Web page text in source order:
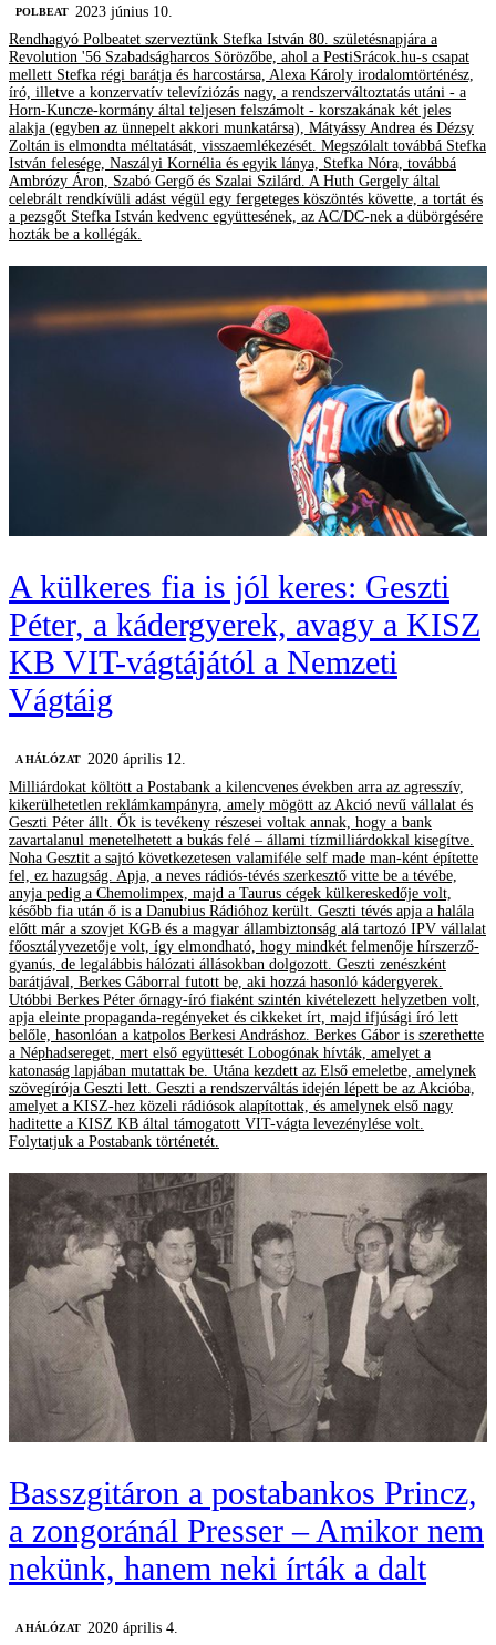
‎POLBEAT 2023 június 10.
Rendhagyó Polbeatet szerveztünk Stefka István 80. születésnapjára a
Revolution '56 Szabadságharcos Sörözőbe, ahol a PestiSrácok.hu-s csapat
mellett Stefka régi barátja és harcostársa, Alexa Károly irodalomtörténész,
író, illetve a konzervatív televíziózás nagy, a rendszerváltoztatás utáni - a
Horn-Kuncze-kormány által teljesen felszámolt - korszakának két jeles
alakja (egyben az ünnepelt akkori munkatársa), Mátyássy Andrea és Dézsy
Zoltán is elmondta méltatását, visszaemlékezését. Megszólalt továbbá Stefka
István felesége, Naszályi Kornélia és egyik lánya, Stefka Nóra, továbbá
Ambrózy Áron, Szabó Gergő és Szalai Szilárd. A Huth Gergely által
celebrált rendkívüli adást végül egy fergeteges köszöntés követte, a tortát és
a pezsgőt Stefka István kedvenc együttesének, az AC/DC-nek a dübörgésére
hozták be a kollégák.
A külkeres fia is jól keres: Geszti
Péter, a kádergyerek, avagy a KISZ
KB VIT-vágtájától a Nemzeti
Vágtáig
A HÁLÓZAT
2020 április 12.
Milliárdokat költött a Postabank a kilencvenes években arra az agresszív,
kikerülhetetlen reklámkampányra, amely mögött az Akció nevű vállalat és
Geszti Péter állt. Ők is tevékeny részesei voltak annak, hogy a bank
zavartalanul menetelhetett a bukás felé – állami tízmilliárdokkal kisegítve.
Noha Gesztit a sajtó következetesen valamiféle self made man-ként építette
fel, ez hazugság. Apja, a neves rádiós-tévés szerkesztő vitte be a tévébe,
anyja pedig a Chemolimpex, majd a Taurus cégek külkereskedője volt,
később fia után ő is a Danubius Rádióhoz került. Geszti tévés apja a halála
előtt már a szovjet KGB és a magyar állambiztonság alá tartozó IPV vállalat
főosztályvezetője volt, így elmondható, hogy mindkét felmenője hírszerző-
gyanús, de legalábbis hálózati állásokban dolgozott. Geszti zenészként
barátjával, Berkes Gáborral futott be, aki hozzá hasonló kádergyerek.
Utóbbi Berkes Péter őrnagy-író fiaként szintén kivételezett helyzetben volt,
apja eleinte propaganda-regényeket és cikkeket írt, majd ifjúsági író lett
belőle, hasonlóan a katpolos Berkesi Andráshoz. Berkes Gábor is szerethette
a Néphadsereget, mert első együttesét Lobogónak hívták, amelyet a
katonaság lapjában mutattak be. Utána kezdett az Első emeletbe, amelynek
szövegírója Geszti lett. Geszti a rendszerváltás idején lépett be az Akcióba,
amelyet a KISZ-hez közeli rádiósok alapítottak, és amelynek első nagy
haditette a KISZ KB által támogatott VIT-vágta levezénylése volt.
Folytatjuk a Postabank történetét.
Basszgitáron a postabankos Princz,
a zongoránál Presser – Amikor nem
nekünk, hanem neki írták a dalt
A HÁLÓZAT
2020 április 4.